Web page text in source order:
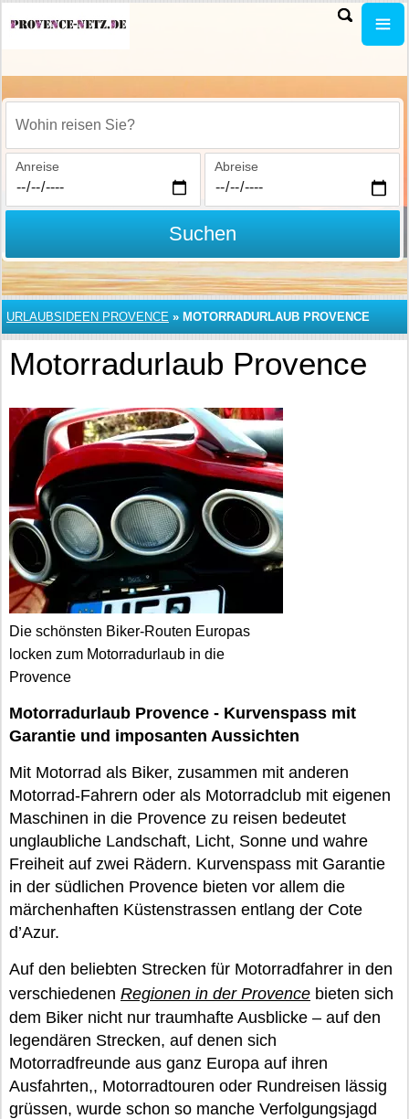
Wohin reisen Sie?
Anreise Abreise
Suchen
URLAUBSIDEEN PROVENCE » MOTORRADURLAUB PROVENCE
Motorradurlaub Provence
Die schönsten Biker-Routen Europas
locken zum Motorradurlaub in die
Provence
Motorradurlaub Provence - Kurvenspass mit
Garantie und imposanten Aussichten
Mit Motorrad als Biker, zusammen mit anderen
Motorrad-Fahrern oder als Motorradclub mit eigenen
Maschinen in die Provence zu reisen bedeutet
unglaubliche Landschaft, Licht, Sonne und wahre
Freiheit auf zwei Rädern. Kurvenspass mit Garantie
in der südlichen Provence bieten vor allem die
märchenhaften Küstenstrassen entlang der Cote
d’Azur.
Auf den beliebten Strecken für Motorradfahrer in den
verschiedenen Regionen in der Provence bieten sich
dem Biker nicht nur traumhafte Ausblicke – auf den
legendären Strecken, auf denen sich
Motorradfreunde aus ganz Europa auf ihren
Ausfahrten,, Motorradtouren oder Rundreisen lässig
grüssen, wurde schon so manche Verfolgungsjagd